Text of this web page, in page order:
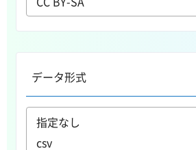
データ形式